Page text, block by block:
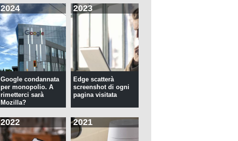
2024
Google condannata
per monopolio. A
rimetterci sarà
Mozilla?
2023
Edge scatterà
screenshot di ogni
pagina visitata
2022 2021